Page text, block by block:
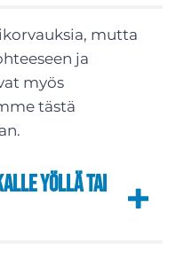
mutta
ja
myös
tästä
yöllä tai